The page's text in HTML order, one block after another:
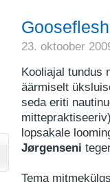
Gooseflesh
23. oktoober
Kooliajal tundus
äärmiselt
seda eriti
lopsakale
Jørgenseni
Tema mitmekül